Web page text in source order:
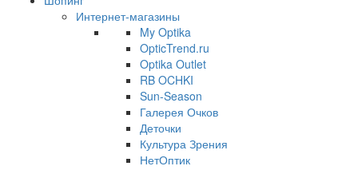
Интернет-магазины
My Optika
OpticTrend.ru
Optika Outlet
RB OCHKI
Sun-Season
Галерея Очков
Деточки
Культура Зрения
НетОптик